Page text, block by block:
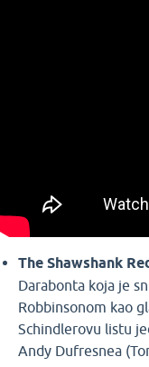
The Shawshank
Darabonta koja je
Robbinsonom kao
Schindlerovu listu
Andy Dufresnea